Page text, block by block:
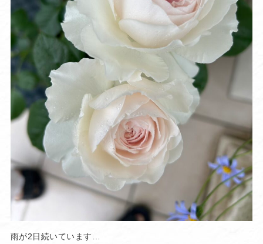
雨が2日続いています…